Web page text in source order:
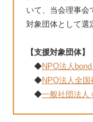
いて、当会理事会
対象団体として選
【支援対象団体】
◆NPO法人
◆NPO法人全国
◆一般社団法人